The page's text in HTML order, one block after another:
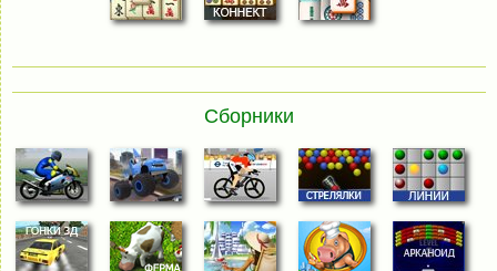
Сборники